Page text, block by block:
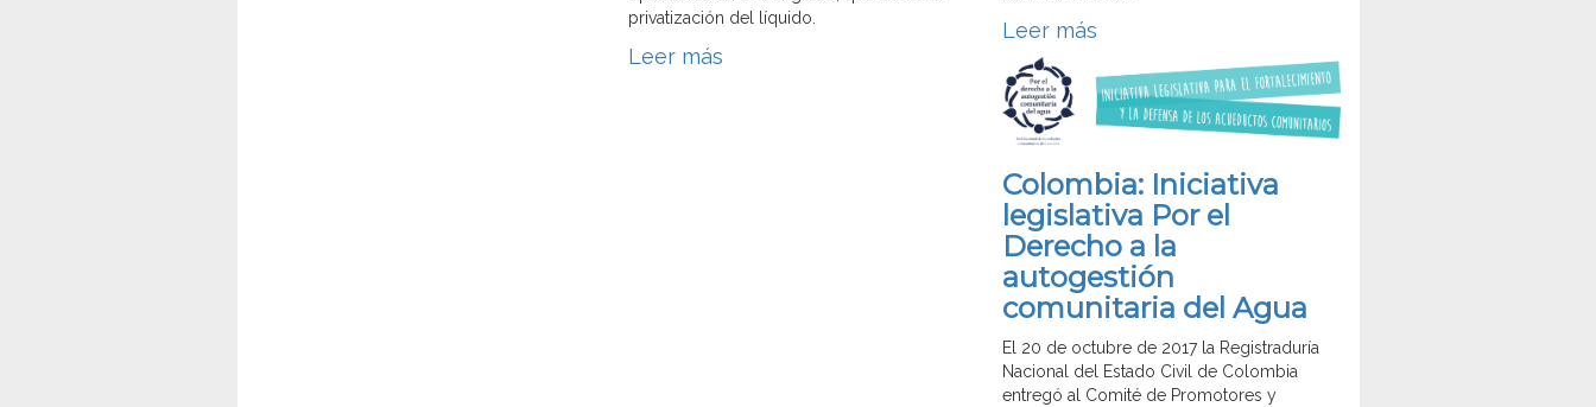
privatización del líquido.
Leer más
Leer más
Colombia: Iniciativa
legislativa Por el
Derecho a la
autogestión
comunitaria del Agua
El 20 de octubre de 2017 la Registraduría
Nacional del Estado Civil de Colombia
entregó al Comité de Promotores y